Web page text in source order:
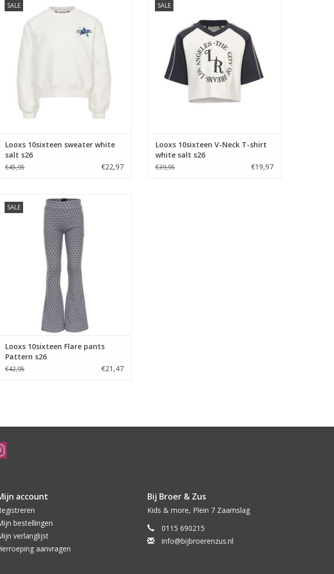
SALE
TOEVOEGEN AAN WINKELWAGEN
Looxs 10sixteen sweater white
salt s26
€45,95 €22,97
SALE
TOEVOEGEN AAN WINKELWAGEN
Looxs 10sixteen V-Neck T-shirt
white salt s26
€39,95 €19,97
SALE
Looxs 10sixteen Flare pants Pattern s26
TOEVOEGEN AAN WINKELWAGEN
Looxs 10sixteen Flare pants
Pattern s26
€42,95 €21,47
account
bestellingen
verlanglijst
aanvragen
Bij Broer & Zus
Kids & more, Plein 7 Zaamslag
0115 690215
info@bijbroerenzus.nl